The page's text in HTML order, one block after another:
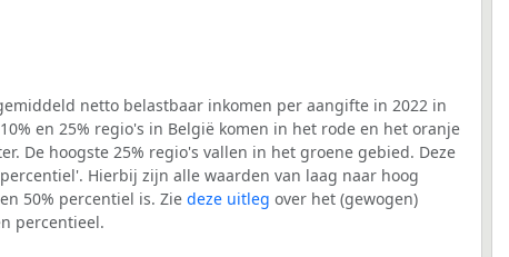
netto belastbaar inkomen per aangifte in 2022 in
en 25% regio's in België komen in het rode en het oranje
De hoogste 25% regio's vallen in het groene gebied. Deze
Hierbij zijn alle waarden van laag naar hoog
50% percentiel is. Zie deze uitleg over het (gewogen)
percentieel.